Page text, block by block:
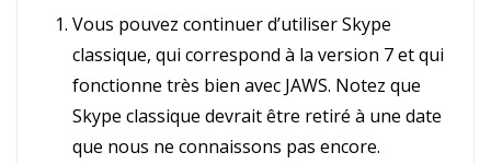
Vous pouvez continuer d’utiliser Skype
classique, qui correspond à la version 7 et qui
fonctionne très bien avec JAWS. Notez que
Skype classique devrait être retiré à une date
que nous ne connaissons pas encore.